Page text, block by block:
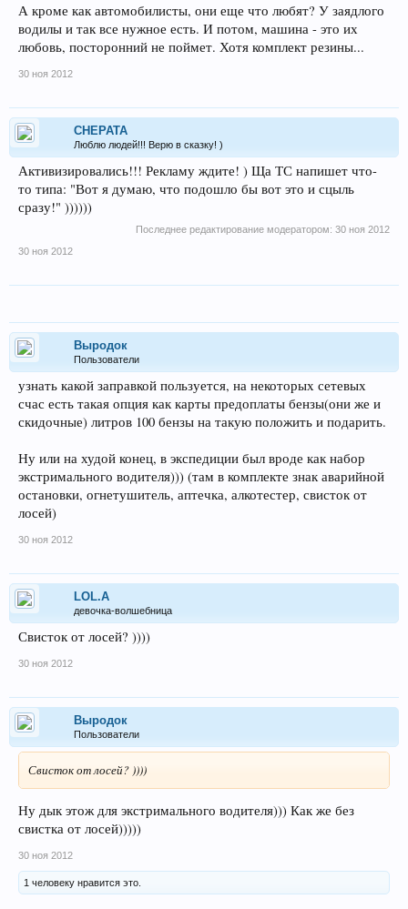
А кроме как автомобилисты, они еще что любят? У заядлого
водилы и так все нужное есть. И потом, машина - это их
любовь, посторонний не поймет. Хотя комплект резины...
30 ноя 2012
CHEPATA
Люблю людей!!! Верю в сказку! )
Активизировались!!! Рекламу ждите! ) Ща ТС напишет что-
то типа: "Вот я думаю, что подошло бы вот это и сцыль
сразу!" ))))))
Последнее редактирование модератором: 30 ноя 2012
30 ноя 2012
Выродок
Пользователи
узнать какой заправкой пользуется, на некоторых сетевых
счас есть такая опция как карты предоплаты бензы(они же и
скидочные) литров 100 бензы на такую положить и подарить.
Ну или на худой конец, в экспедиции был вроде как набор
экстримального водителя))) (там в комплекте знак аварийной
остановки, огнетушитель, аптечка, алкотестер, свисток от
лосей)
30 ноя 2012
LOL.A
девочка-волшебница
Свисток от лосей? ))))
30 ноя 2012
Выродок
Пользователи
Свисток от лосей? ))))
Ну дык этож для экстримального водителя))) Как же без
свистка от лосей)))))
30 ноя 2012
1 человеку нравится это.